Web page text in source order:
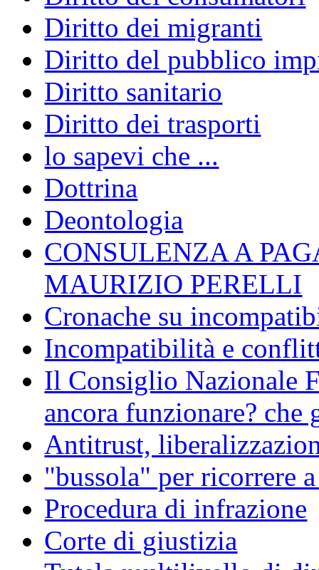
Diritto dei migranti
Diritto del pubblico
Diritto sanitario
Diritto dei trasporti
lo sapevi che ...
Dottrina
Deontologia
CONSULENZA A
MAURIZIO PERELLI
Cronache su
Incompatibilità e
Il Consiglio Nazionale
ancora funzionare? che
Antitrust,
"bussola" per ricorrere
Procedura di infrazione
Corte di giustizia